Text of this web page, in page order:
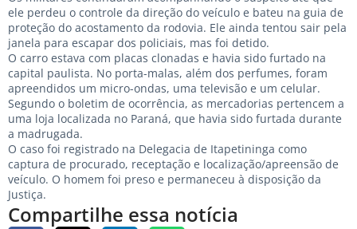
ele perdeu o controle da direção do veículo e bateu na guia de
proteção do acostamento da rodovia. Ele ainda tentou sair pela
janela para escapar dos policiais, mas foi detido.
O carro estava com placas clonadas e havia sido furtado na
capital paulista. No porta-malas, além dos perfumes, foram
apreendidos um micro-ondas, uma televisão e um celular.
Segundo o boletim de ocorrência, as mercadorias pertencem a
uma loja localizada no Paraná, que havia sido furtada durante
a madrugada.
O caso foi registrado na Delegacia de Itapetininga como
captura de procurado, receptação e localização/apreensão de
veículo. O homem foi preso e permaneceu à disposição da
Justiça.
Compartilhe essa notícia